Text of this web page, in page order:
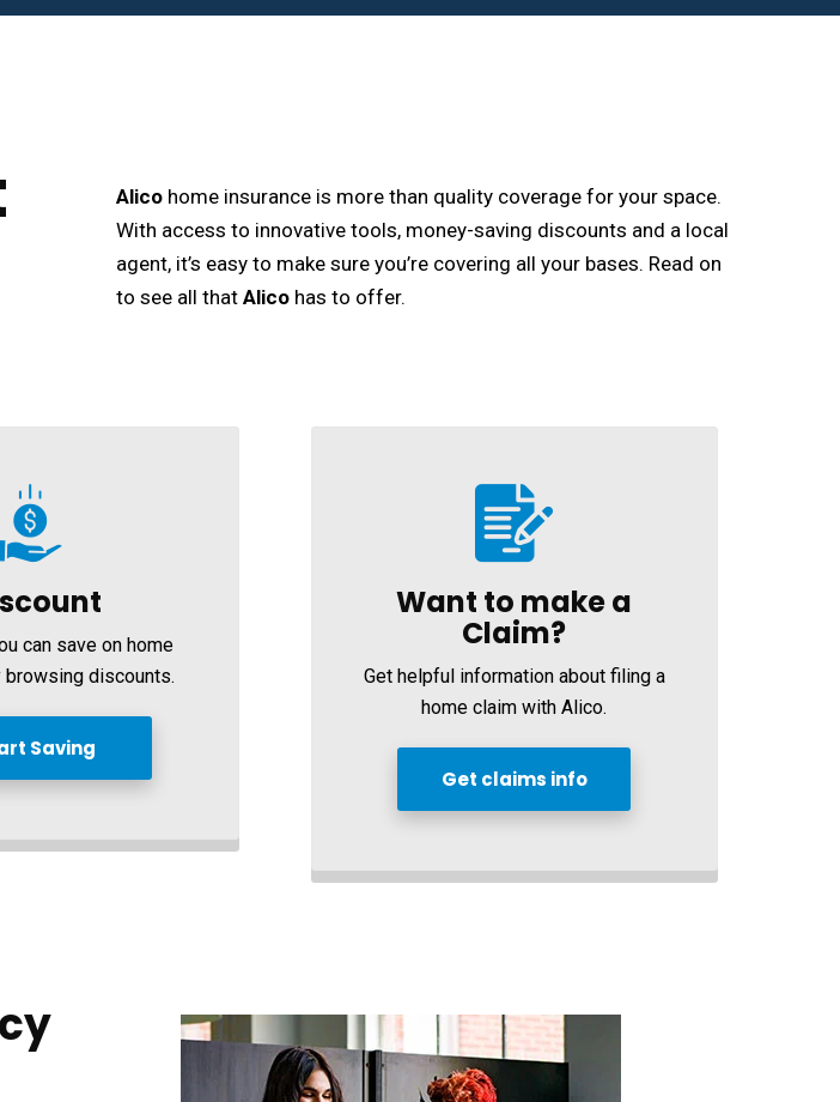
Alico home insurance is more than quality coverage for your space.
With access to innovative tools, money-saving discounts and a local
agent, it’s easy to make sure you’re covering all your bases. Read on
to see all that Alico has to offer.
can save on home
browsing discounts.
Saving
Want to make a
Claim?
Get helpful information about filing a
home claim with Alico.
Get claims info